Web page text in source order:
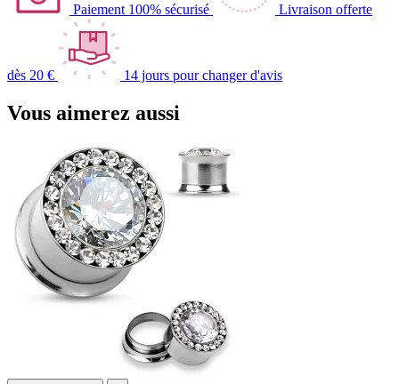
Paiement 100% sécurisé Livraison offerte
dès 20 € 14 jours pour changer d'avis
Vous aimerez aussi